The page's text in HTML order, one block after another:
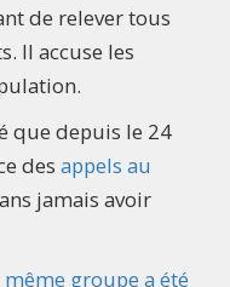
de relever tous
Il accuse les
que depuis le 24
des appels au
jamais avoir
même groupe a été